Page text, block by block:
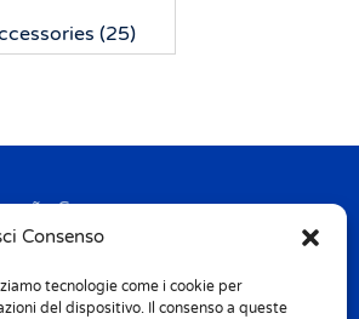
Consenso
tecnologie come i cookie per
del dispositivo. Il consenso a queste
(25)
S.a.
km. 101.5
50